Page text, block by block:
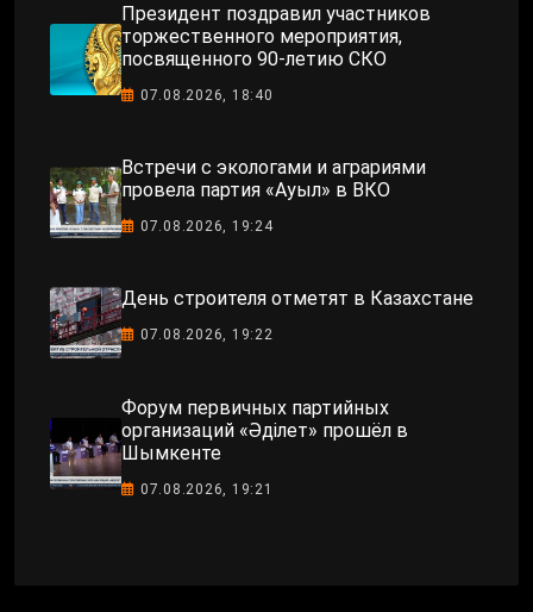
Президент поздравил участников
торжественного мероприятия,
посвященного 90-летию СКО
07.08.2026, 18:40
Встречи с экологами и аграриями
провела партия «Ауыл» в ВКО
07.08.2026, 19:24
День строителя отметят в Казахстане
07.08.2026, 19:22
Форум первичных партийных
организаций «Әділет» прошёл в
Шымкенте
07.08.2026, 19:21